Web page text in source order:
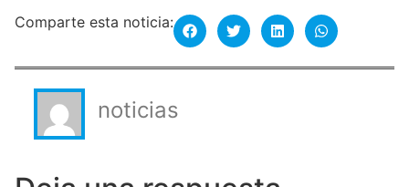
Comparte esta noticia:
noticias